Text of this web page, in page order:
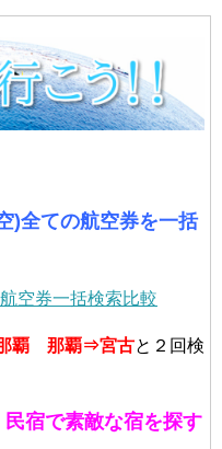
)全ての航空券を一括
空券一括検索比較
覇 那覇⇒宮古と２回検
民宿で素敵な宿を探す